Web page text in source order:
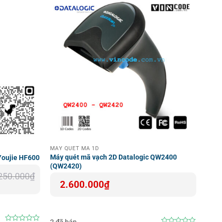
nghiệp bạn, tham khảo thêm thông tin chi tiết từ các
phẩm giúp bạn có cái nhìn trực quan và chuyên sâu
tiến cho hệ thống quản lý mã vạch của bạn.
HF600
₫
MÁY QUÉT MÃ 1D
Máy quét mã vạch 2D Datalogic QW2400
(QW2420)
2.600.000₫